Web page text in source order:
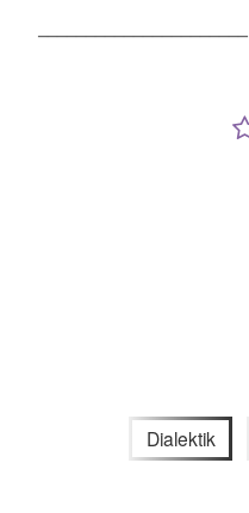
––––––––––––––––––––––
Dialektik